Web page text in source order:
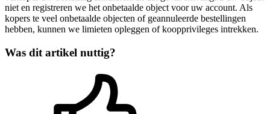
niet en registreren we het onbetaalde object voor uw account. Als
kopers te veel onbetaalde objecten of geannuleerde bestellingen
hebben, kunnen we limieten opleggen of koopprivileges intrekken.
Was dit artikel nuttig?